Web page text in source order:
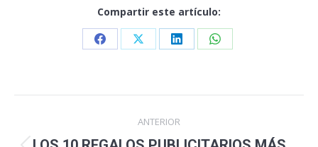
Compartir este artículo:
Share Share Share Share
entre
ANTERIOR